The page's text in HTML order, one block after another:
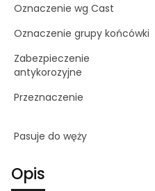
Oznaczenie wg Cast
Oznaczenie grupy końcówki
Zabezpieczenie
antykorozyjne
Przeznaczenie
Pasuje do węży
Opis